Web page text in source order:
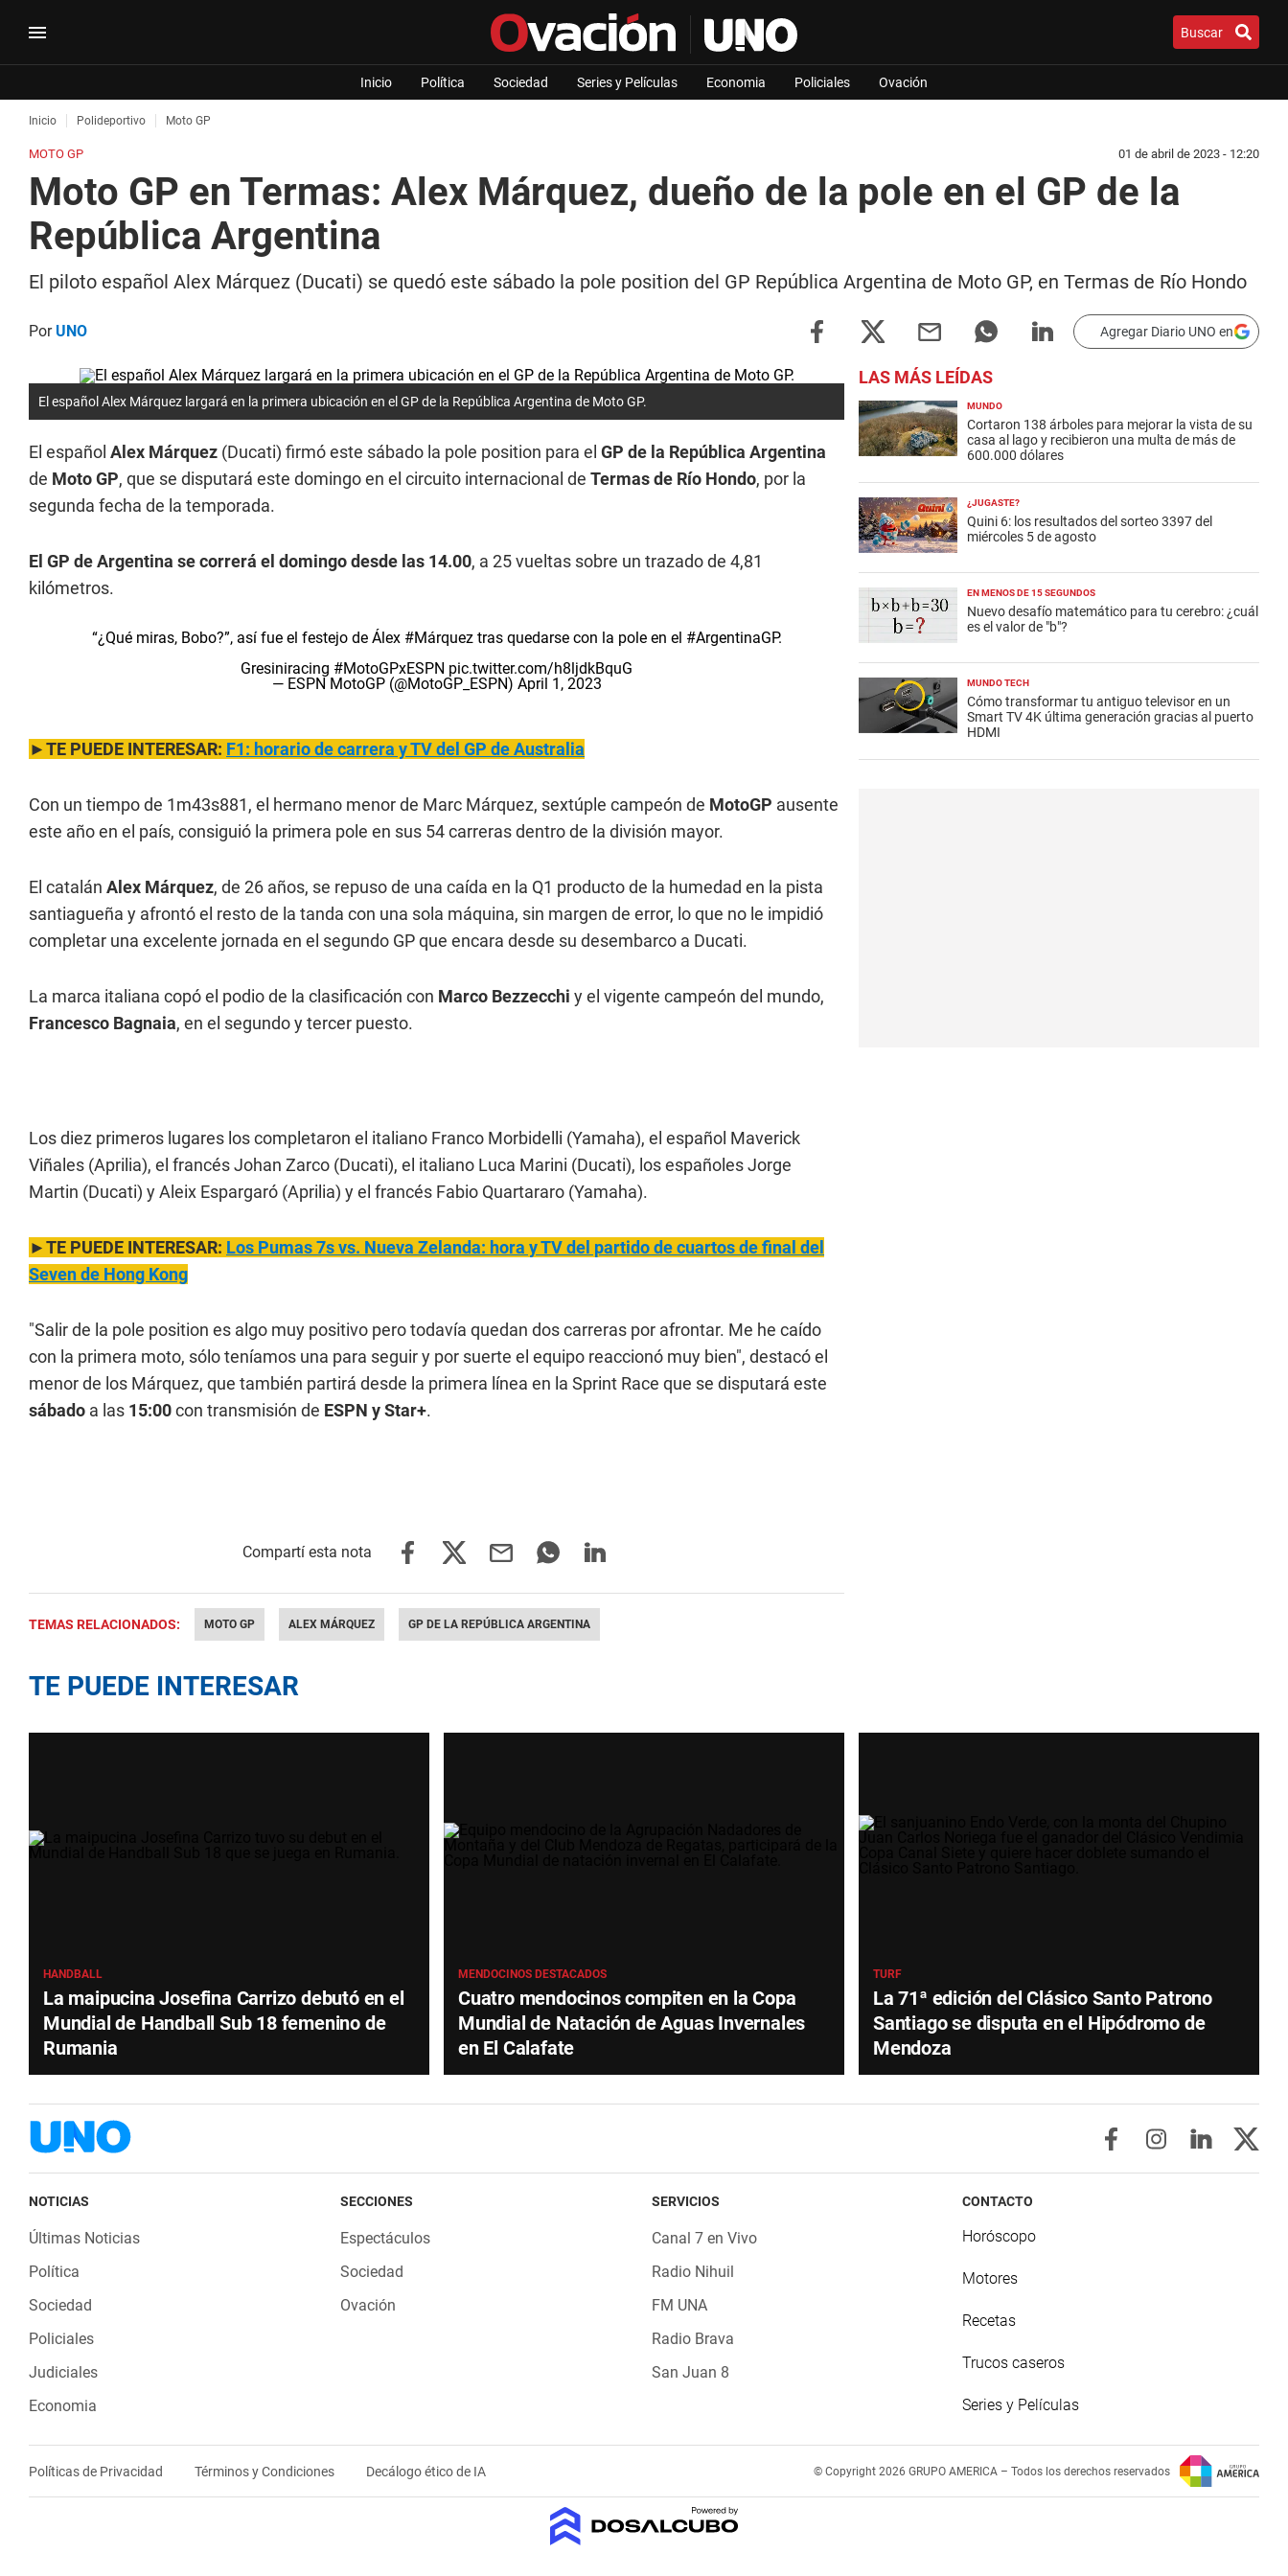
Buscar
Inicio Política Sociedad Series y Películas Economia Policiales Ovación
Inicio Polideportivo Moto GP
MOTO GP 01 de abril de 2023 - 12:20
Moto GP en Termas: Alex Márquez, dueño de la pole en el GP de la
República Argentina
El piloto español Alex Márquez (Ducati) se quedó este sábado la pole position del GP República Argentina de Moto GP, en Termas de Río Hondo
PorUNO Agregar Diario UNO en
El español Alex Márquez largará en la primera ubicación en el GP de la República Argentina de Moto GP.
El español Alex Márquez (Ducati) firmó este sábado la pole position para el GP de la República Argentina
de Moto GP, que se disputará este domingo en el circuito internacional de Termas de Río Hondo, por la
segunda fecha de la temporada.
El GP de Argentina se correrá el domingo desde las 14.00, a 25 vueltas sobre un trazado de 4,81
kilómetros.
“¿Qué miras, Bobo?”, así fue el festejo de Álex #Márqueztras quedarse con la pole en el #ArgentinaGP.
Gresiniracing #MotoGPxESPN pic.twitter.com/h8ljdkBquG
— ESPN MotoGP (@MotoGP_ESPN) April 1, 2023
►TE PUEDE INTERESAR: F1: horario de carrera y TV del GP de Australia
Con un tiempo de 1m43s881, el hermano menor de Marc Márquez, sextúple campeón de MotoGP ausente
este año en el país, consiguió la primera pole en sus 54 carreras dentro de la división mayor.
El catalán Alex Márquez, de 26 años, se repuso de una caída en la Q1 producto de la humedad en la pista
santiagueña y afrontó el resto de la tanda con una sola máquina, sin margen de error, lo que no le impidió
completar una excelente jornada en el segundo GP que encara desde su desembarco a Ducati.
La marca italiana copó el podio de la clasificación con Marco Bezzecchi y el vigente campeón del mundo,
Francesco Bagnaia, en el segundo y tercer puesto.
Los diez primeros lugares los completaron el italiano Franco Morbidelli (Yamaha), el español Maverick
Viñales (Aprilia), el francés Johan Zarco (Ducati), el italiano Luca Marini (Ducati), los españoles Jorge
Martin (Ducati) y Aleix Espargaró (Aprilia) y el francés Fabio Quartararo (Yamaha).
►TE PUEDE INTERESAR: Los Pumas 7s vs. Nueva Zelanda: hora y TV del partido de cuartos de final del
Seven de Hong Kong
"Salir de la pole position es algo muy positivo pero todavía quedan dos carreras por afrontar. Me he caído
con la primera moto, sólo teníamos una para seguir y por suerte el equipo reaccionó muy bien", destacó el
menor de los Márquez, que también partirá desde la primera línea en la Sprint Race que se disputará este
sábado a las 15:00con transmisión de ESPN y Star+.
TEMAS RELACIONADOS: MOTO GP ALEX MÁRQUEZ GP DE LA REPÚBLICA ARGENTINA
LAS MÁS LEÍDAS
MUNDO
Cortaron 138 árboles para mejorar la vista de su
casa al lago y recibieron una multa de más de
600.000 dólares
¿JUGASTE?
Quini 6: los resultados del sorteo 3397 del
miércoles 5 de agosto
EN MENOS DE 15 SEGUNDOS
Nuevo desafío matemático para tu cerebro: ¿cuál
es el valor de "b"?
MUNDO TECH
Cómo transformar tu antiguo televisor en un
Smart TV 4K última generación gracias al puerto
HDMI
TE PUEDE INTERESAR
HANDBALL
La maipucina Josefina Carrizo debutó en el
Mundial de Handball Sub 18 femenino de
Rumania
MENDOCINOS DESTACADOS
Cuatro mendocinos compiten en la Copa
Mundial de Natación de Aguas Invernales
en El Calafate
TURF
La 71ª edición del Clásico Santo Patrono
Santiago se disputa en el Hipódromo de
Mendoza
NOTICIAS
Últimas Noticias
Política
Sociedad
Policiales
Judiciales
Economia
SECCIONES
Espectáculos
Sociedad
Ovación
SERVICIOS
Canal 7 en Vivo
Radio Nihuil
FM UNA
Radio Brava
San Juan 8
CONTACTO
Horóscopo
Motores
Recetas
Trucos caseros
Series y Películas
Políticas de Privacidad Términos y Condiciones Decálogo ético de IA © Copyright 2026 GRUPO AMERICA – Todos los derechos reservados